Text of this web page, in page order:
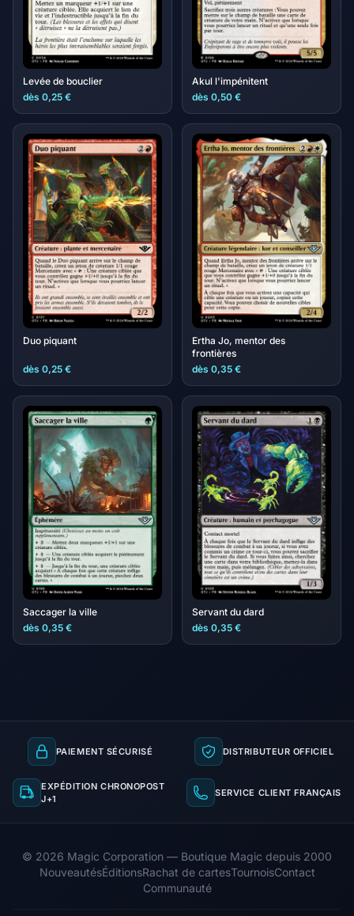
Levée de bouclier
dès 0,25 €
Akul l'impénitent
dès 0,50 €
Duo piquant
dès 0,25 €
Ertha Jo, mentor des
frontières
dès 0,35 €
Saccager la ville
dès 0,35 €
Servant du dard
dès 0,35 €
PAIEMENT SÉCURISÉ DISTRIBUTEUR OFFICIEL
EXPÉDITION CHRONOPOST
J+1
SERVICE CLIENT FRANÇAIS
© 2026 Magic Corporation — Boutique Magic depuis 2000
NouveautésÉditionsRachat de cartesTournoisContact
Communauté